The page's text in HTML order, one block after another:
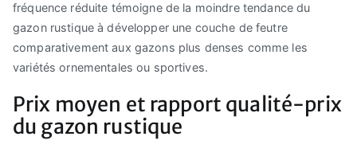
fréquence réduite témoigne de la moindre tendance du
gazon rustique à développer une couche de feutre
comparativement aux gazons plus denses comme les
variétés ornementales ou sportives.
Prix moyen et rapport qualité-prix
du gazon rustique